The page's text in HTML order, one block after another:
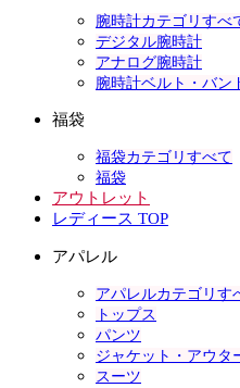
腕時計カテゴリすべ
デジタル腕時計
アナログ腕時計
腕時計ベルト・バン
福袋
福袋カテゴリすべて
福袋
アウトレット
レディース TOP
アパレル
アパレルカテゴリす
トップス
パンツ
ジャケット・アウタ
スーツ